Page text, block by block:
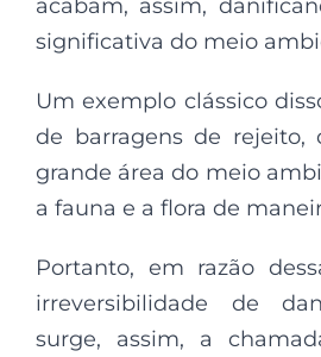
acabam, assim,
significativa do meio
Um exemplo clássico
de barragens de rejeito,
grande área do meio
a fauna e a flora de
Portanto, em razão
irreversibilidade de
surge, assim, a